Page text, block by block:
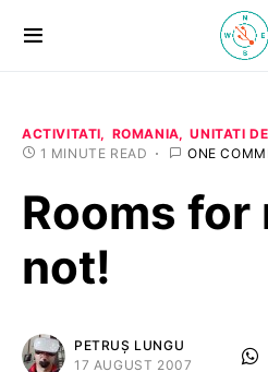
ACTIVITATI ROMANIA
UNITATI
1 MINUTE READ
ONE
Rooms
not!
PETRUȘ LUNGU
17 AUGUST 2007